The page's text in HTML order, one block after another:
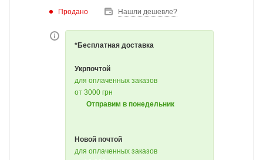
Продано Нашли дешевле?
*Бесплатная доставка
Укрпочтой
для оплаченных заказов
от 3000 грн
Отправим в понедельник
Новой почтой
для оплаченных заказов